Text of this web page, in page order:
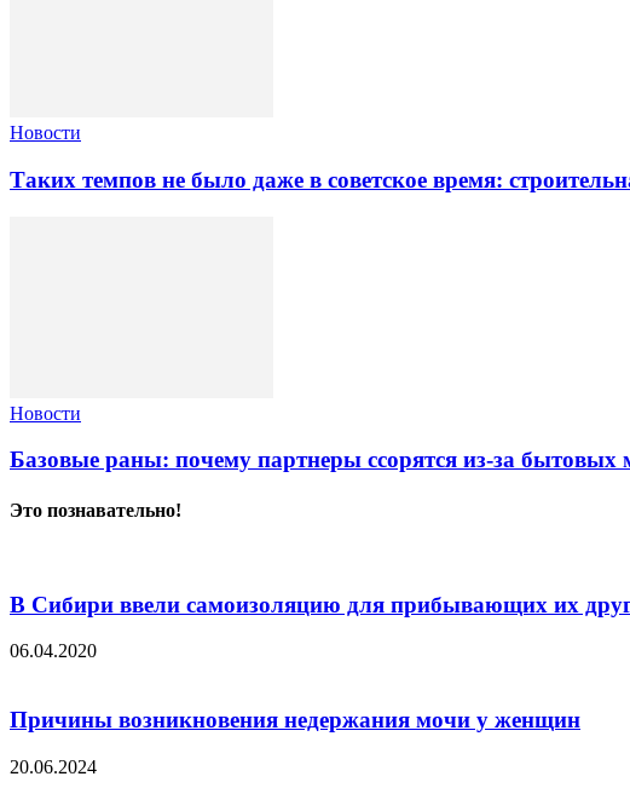
Новости
Таких темпов не было даже в советское время:
Новости
Базовые раны: почему партнеры ссорятся из-за бытовых
Это познавательно!
В Сибири ввели самоизоляцию для прибывающих их
06.04.2020
Причины возникновения недержания мочи у женщин
20.06.2024